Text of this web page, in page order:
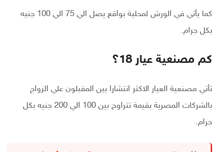
كما يأتي في الورش لمحلية بواقع يصل الي 75 الي 100 جنيه
بكل جرام.
كم مصنعية عيار 18؟
تأتي مصنعية العيار الاكثر انتشارا بين المقبلون علي الزواج
بالشركات المصرية بقيمة تتراوح بين 100 الي 200 جنيه بكل
جرام.